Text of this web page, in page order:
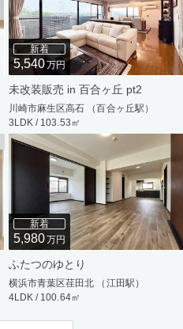
新着
5,540万円
未改装販売 in 百合ヶ丘 pt2
川崎市麻生区高石 （百合ヶ丘駅）
3LDK / 103.53㎡
新着
5,980万円
ふたつのゆとり
横浜市青葉区荏田北 （江田駅）
4LDK / 100.64㎡